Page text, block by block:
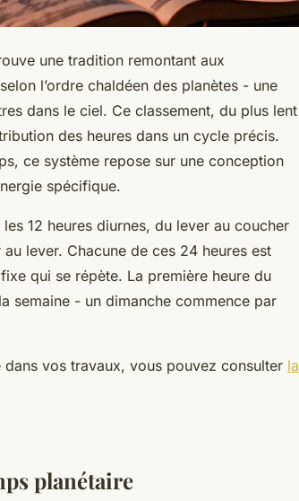
une tradition remontant aux
l’ordre chaldéen des planètes - une
dans le ciel. Ce classement, du plus lent
des heures dans un cycle précis.
ce système repose sur une conception
spécifique.
12 heures diurnes, du lever au coucher
lever. Chacune de ces 24 heures est
qui se répète. La première heure du
semaine - un dimanche commence par
vos travaux, vous pouvez consulter la
planétaire